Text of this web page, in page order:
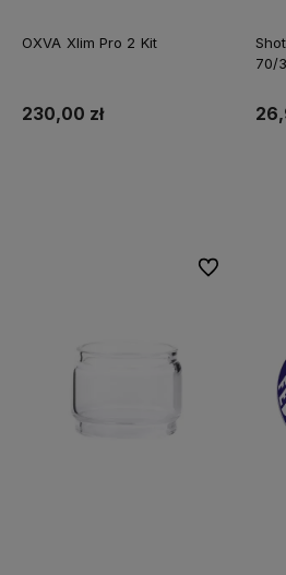
OXVA Xlim Pro 2 Kit
230,00 zł
70/
Do ulubionych